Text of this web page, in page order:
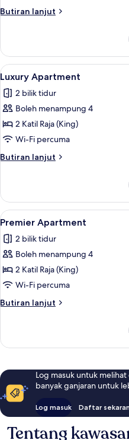
Butiran lanjut
Butiran
Apartment
Lihat
semua
foto
untuk
Luxury
Apartment
11
Luxury Apartment
2 bilik tidur
Boleh menampung 4
2 Katil Raja (King)
Wi-Fi percuma
Butiran lanjut
Butiran
Apartment
Lihat
semua
foto
untuk
Premier
Apartment
1
Premier Apartment
2 bilik tidur
Boleh menampung 4
2 Katil Raja (King)
Wi-Fi percuma
Butiran lanjut
Butiran
Apartment
Log masuk untuk
banyak ganjaran untuk
Log masuk Daftar
Tentang